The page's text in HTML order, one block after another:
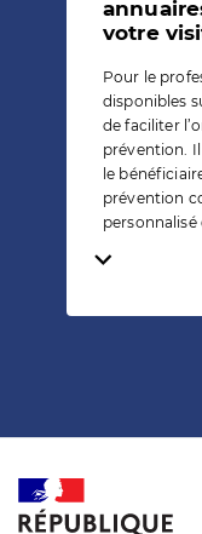
votre
Pour le
disponibles
de faciliter
prévention.
le
prévention
personnalisé
Temps de